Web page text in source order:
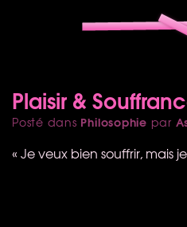
Plaisir &
Posté dans Philosophie par
« Je veux bien souffrir, mais